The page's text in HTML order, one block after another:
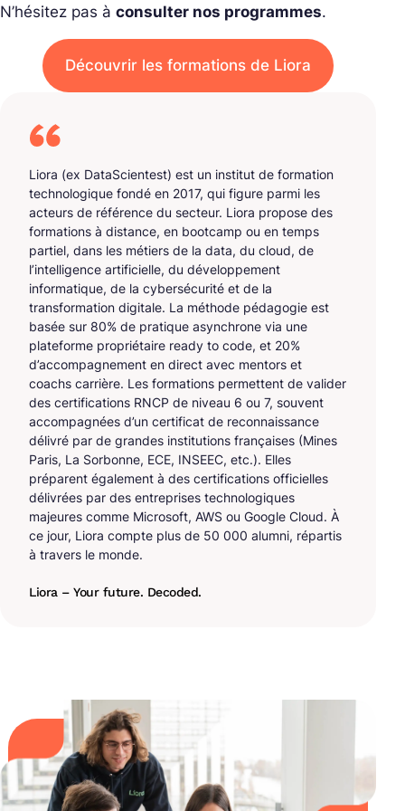
N’hésitez pas à consulter nos programmes.
Découvrir les formations de Liora
Liora (ex DataScientest) est un institut de formation
technologique fondé en 2017, qui figure parmi les
acteurs de référence du secteur. Liora propose des
formations à distance, en bootcamp ou en temps
partiel, dans les métiers de la data, du cloud, de
l’intelligence artificielle, du développement
informatique, de la cybersécurité et de la
transformation digitale. La méthode pédagogie est
basée sur 80% de pratique asynchrone via une
plateforme propriétaire ready to code, et 20%
d’accompagnement en direct avec mentors et
coachs carrière. Les formations permettent de valider
des certifications RNCP de niveau 6 ou 7, souvent
accompagnées d’un certificat de reconnaissance
délivré par de grandes institutions françaises (Mines
Paris, La Sorbonne, ECE, INSEEC, etc.). Elles
préparent également à des certifications officielles
délivrées par des entreprises technologiques
majeures comme Microsoft, AWS ou Google Cloud. À
ce jour, Liora compte plus de 50 000 alumni, répartis
à travers le monde.
Liora – Your future. Decoded.